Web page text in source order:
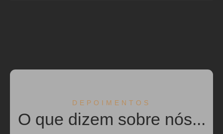
DEPOIMENTOS
O que dizem sobre nós...